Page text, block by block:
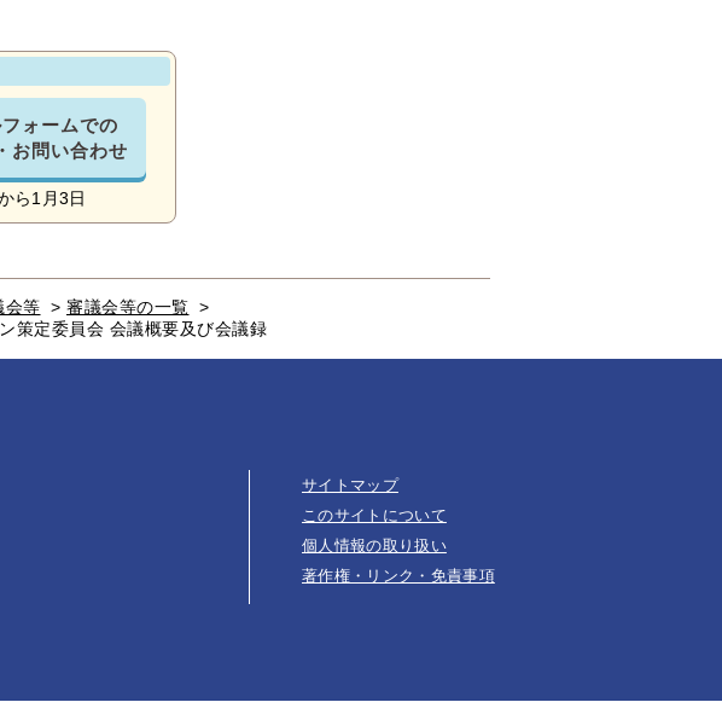
ォームでの
お問い合わせ
ら1月3日
会等 > 審議会等の一覧 >
策定委員会 会議概要及び会議録
サイトマップ
このサイトについて
個人情報の取り扱い
著作権・リンク・免責事項